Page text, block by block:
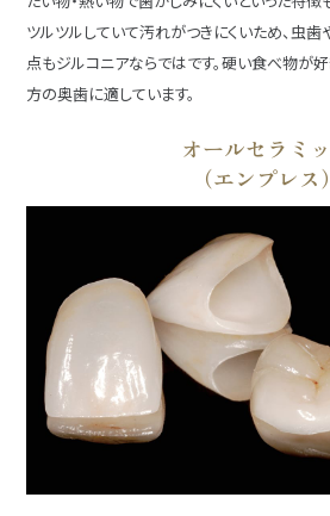
ツルツルしていて汚れがつきにくいため、虫歯
点もジルコニアならではです。硬い食べ物が
方の奥歯に適しています。
オールセラミ
（エンプレス）